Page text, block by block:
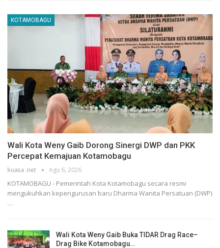
KOTAMOBAGU
Wali Kota Weny Gaib Dorong Sinergi DWP dan PKK
Percepat Kemajuan Kotamobagu
kuasa .net Agu 6, 2026
KOTAMOBAGU - Pemerintah Kota Kotamobagu secara resmi
mengukuhkan kepengurusan baru Dharma Wanita Persatuan (DWP)
…
Wali Kota Weny Gaib Buka TIDAR Drag Race–
Drag Bike Kotamobagu…